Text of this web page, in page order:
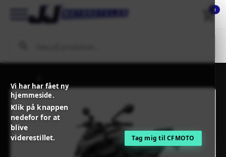
Vi har har fået ny
hjemmeside.
Klik på knappen
nedefor for at
blive
viderestillet.
Tag mig til CFMOTO
0